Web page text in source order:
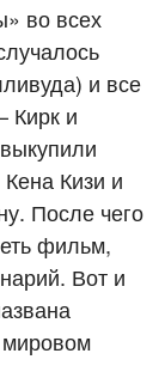
во всех
и все
Кирк и
Кизи и
После чего
фильм,
Вот и